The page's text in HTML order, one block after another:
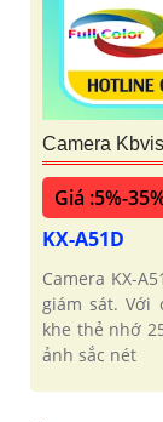
Camera
Giá :5%-
KX-A51D
Camera KX-
giám sát. Với
khe thẻ nhớ
ảnh sắc nét